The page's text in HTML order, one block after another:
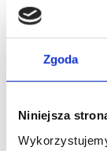
Zgoda
Niniejsza